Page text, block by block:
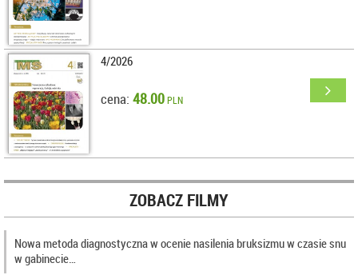
4/2026
cena: 48.00PLN
ZOBACZ FILMY
Nowa metoda diagnostyczna w ocenie nasilenia bruksizmu w czasie snu
w gabinecie…